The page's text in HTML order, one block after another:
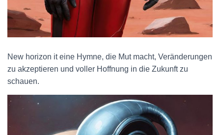
New horizon it eine Hymne, die Mut macht, Veränderungen
zu akzeptieren und voller Hoffnung in die Zukunft zu
schauen.